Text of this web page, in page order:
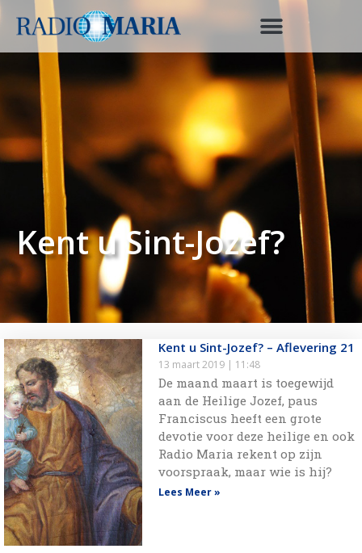
Kent u Sint-Jozef?
Kent u Sint-Jozef? – Aflevering 21
13 maart 2019 11:48
De maand maart is toegewijd
aan de Heilige Jozef, paus
Franciscus heeft een grote
devotie voor deze heilige en ook
Radio Maria rekent op zijn
voorspraak, maar wie is hij?
Lees Meer »